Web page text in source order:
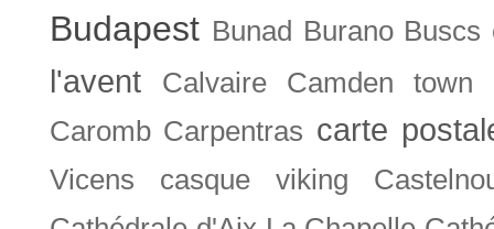
Budapest Bunad Burano Buscs
l'avent Calvaire Camden town
Caromb Carpentras carte
Vicens casque viking